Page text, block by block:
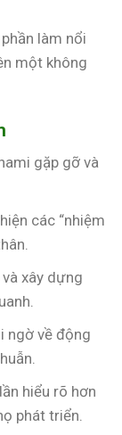
làm nổi
một không
gặp gỡ và
các “nhiệm
xây dựng
ngờ về động
hiểu rõ hơn
phát triển.